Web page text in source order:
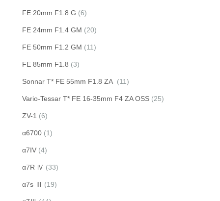
FE 20mm F1.8 G (6)
FE 24mm F1.4 GM (20)
FE 50mm F1.2 GM (11)
FE 85mm F1.8 (3)
Sonnar T* FE 55mm F1.8 ZA (11)
Vario-Tessar T* FE 16-35mm F4 ZA OSS (25)
ZV-1 (6)
α6700 (1)
α7IV (4)
α7R Ⅳ (33)
α7s Ⅲ (19)